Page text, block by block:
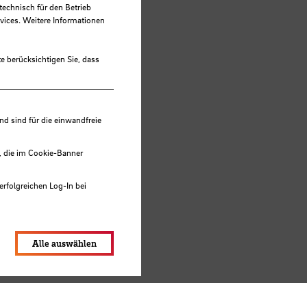
für den Betrieb
Weitere Informationen
berücksichtigen Sie, dass
sind für die einwandfreie
die im Cookie-Banner
Log-In bei
Alle auswählen